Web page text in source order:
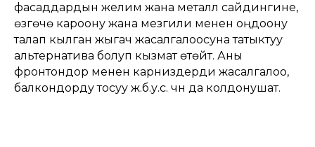
фасаддардын желим жана металл сайдингине,
ѳзгѳчѳ кароону жана мезгили менен оңдоону
талап кылган жыгач жасалгалоосуна татыктуу
альтернатива болуп кызмат ѳтѳйт. Аны
фронтондор менен карниздерди жасалгалоо,
балкондорду тосуу ж.б.у.с. үчүн да колдонушат.